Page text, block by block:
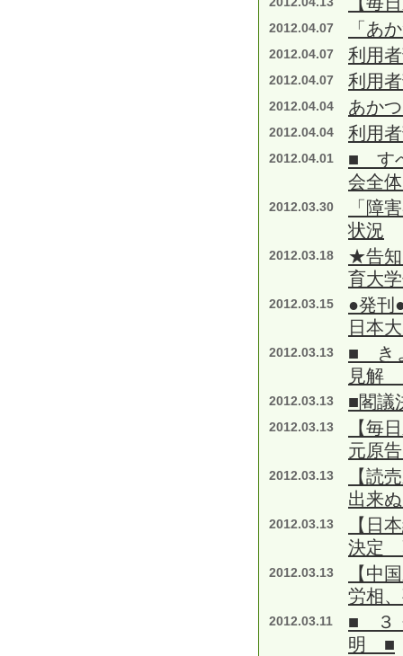
2012.04.07 「あ
2012.04.07 利用
2012.04.07 利用
2012.04.04 あか
2012.04.04 利用
2012.04.01
■ す
会全
2012.03.30
「障
状況
2012.03.18
★告
育大
2012.03.15
●発刊
日本
2012.03.13
■ き
見解
2012.03.13 ■閣議
2012.03.13
【毎
元原
2012.03.13
【読
出来
2012.03.13
【日
決定
2012.03.13
【中
労相
2012.03.11
■ ３
明 ■